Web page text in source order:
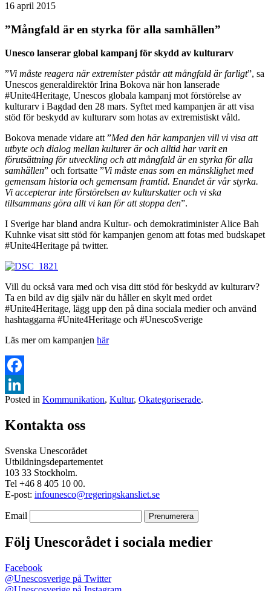
16 april 2015
”Mångfald är en styrka för alla samhällen”
Unesco lanserar global kampanj för skydd av kulturarv
”Vi måste reagera när extremister påstår att mångfald är farligt”, sa
Unescos generaldirektör Irina Bokova när hon lanserade
#Unite4Heritage, Unescos globala kampanj mot förstörelse av
kulturarv i Bagdad den 28 mars. Syftet med kampanjen är att visa
stöd för beskydd av kulturarv som hotas av extremistiskt våld.
Bokova menade vidare att ”Med den här kampanjen vill vi visa att
utbyte och dialog mellan kulturer är och alltid har varit en
förutsättning för utveckling och att mångfald är en styrka för alla
samhällen” och fortsatte ”Vi måste enas som en mänsklighet med
gemensam historia och gemensam framtid. Enandet är vår styrka.
Vi accepterar inte förstörelsen av kulturskatter och vi ska
tillsammans göra allt vi kan för att stoppa den”.
I Sverige har bland andra Kultur- och demokratiminister Alice Bah
Kuhnke visat sitt stöd för kampanjen genom att fotas med budskapet
#Unite4Heritage på twitter.
Vill du också vara med och visa ditt stöd för beskydd av kulturarv?
Ta en bild av dig själv när du håller en skylt med ordet
#Unite4Heritage, lägg upp den på dina sociala medier och använd
hashtaggarna #Unite4Heritage och #UnescoSverige
Läs mer om kampanjen här
Facebook
LinkedIn
Posted in Kommunikation, Kultur, Okategoriserade.
Kontakta oss
Svenska Unescorådet
Utbildningsdepartementet
103 33 Stockholm.
Tel +46 8 405 10 00.
E-post: infounesco@regeringskansliet.se
Email
Följ Unescorådet i sociala medier
Facebook
@Unescosverige på Twitter